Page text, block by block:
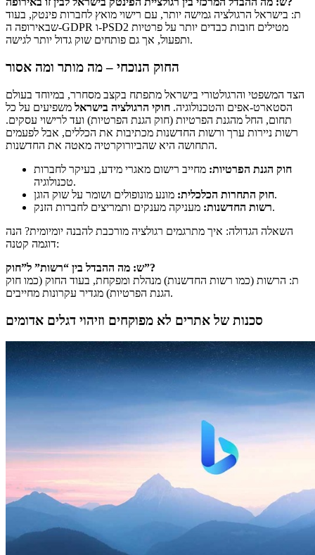
ת: בישראל הרגולציה גמישה יותר, עם רישוי מואץ לחברות פינטק, בעוד
שבאירופה ה-GDPR ו-PSD2 מטילים חובות כבדים יותר על פרטיות
ותפעול, אך גם פותחים שוק גדול יותר לגישה.
החוק הנוכחי – מה מותר ומה אסור
הצד המשפטי והרגולטורי בישראל מתפתח בקצב מסחרר, במיוחד בעולם
הסטארט-אפים והטכנולוגיה. חוקי הרגולציה בישראל משפיעים על כל
תחום, החל מהגנת הפרטיות (חוק הגנת הפרטיות) ועד לרישוי עסקים.
רשות ניירות ערך ורשות החדשנות מכתיבות את הכללים, אבל לפעמים
התחושה היא שהביורוקרטיה מאטה את החדשנות.
חוק הגנת הפרטיות: מחייב רישום מאגרי מידע, בעיקר לחברות
טכנולוגיה.
חוק התחרות הכלכלית:מונע מונופולים ושומר על שוק הוגן.
רשות החדשנות:מעניקה מענקים ותמריצים לחברות הזנק.
השאלה הגדולה: איך מתרגמים רגולציה מורכבת להבנה יומיומית? הנה
דוגמה קטנה:
ש: מה ההבדל בין “רשות” ל”חוק”?
ת: הרשות (כמו רשות החדשנות) מנהלת ומפקחת, בעוד החוק (כמו חוק
הגנת הפרטיות) מגדיר עקרונות מחייבים.
סכנות של אתרים לא מפוקחים וזיהוי דגלים אדומים